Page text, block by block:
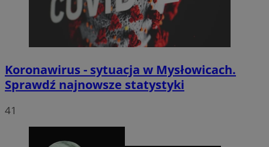
Koronawirus - sytuacja w Mysłowicach.
Sprawdź najnowsze statystyki
41